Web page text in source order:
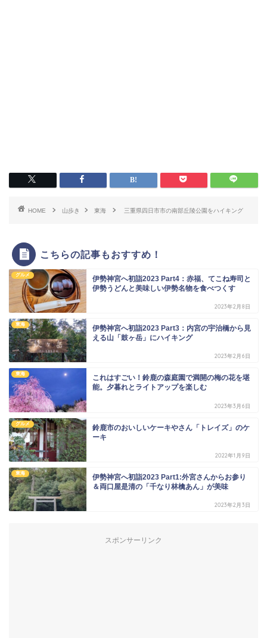
HOME 山歩き 東海 三重県四日市市の南部丘陵公園をハイキング
こちらの記事もおすすめ！
グルメ
伊勢神宮へ初詣2023 Part4：赤福、てこね寿司と
伊勢うどんと美味しい伊勢名物を食べつくす
2023年2月8日
東海
伊勢神宮へ初詣2023 Part3：内宮の宇治橋から見
える山「鼓ヶ岳」にハイキング
2023年2月6日
東海
これはすごい！鈴鹿の森庭園で満開の梅の花を堪
能。夕暮れとライトアップを楽しむ
2023年3月6日
グルメ
鈴鹿市のおいしいケーキやさん「トレイズ」のケ
ーキ
2022年1月9日
東海
伊勢神宮へ初詣2023 Part1:外宮さんからお参り
＆両口屋是清の「千なり林檎あん」が美味
2023年2月3日
スポンサーリンク